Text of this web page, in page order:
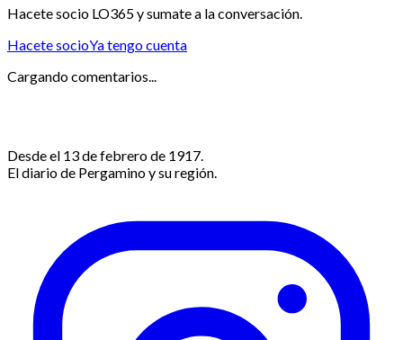
Hacete socio LO365 y sumate a la conversación.
Hacete socioYa tengo cuenta
Cargando comentarios...
Desde el 13 de febrero de 1917.
El diario de Pergamino y su región.